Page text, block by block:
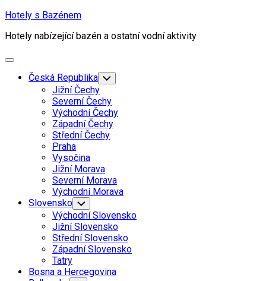
Skip
content
Hotely s Bazénem
Hotely nabízející bazén a ostatní vodní aktivity
Expand
Česká Republika Toggle
Child
Menu
Jižní Čechy
Severní Čechy
Východní Čechy
Západní Čechy
Střední Čechy
Praha
Vysočina
Jižní Morava
Severní Morava
Východní Morava
Slovensko Toggle
Child
Menu
Východní Slovensko
Jižní Slovensko
Střední Slovensko
Západní Slovensko
Tatry
Bosna a Hercegovina